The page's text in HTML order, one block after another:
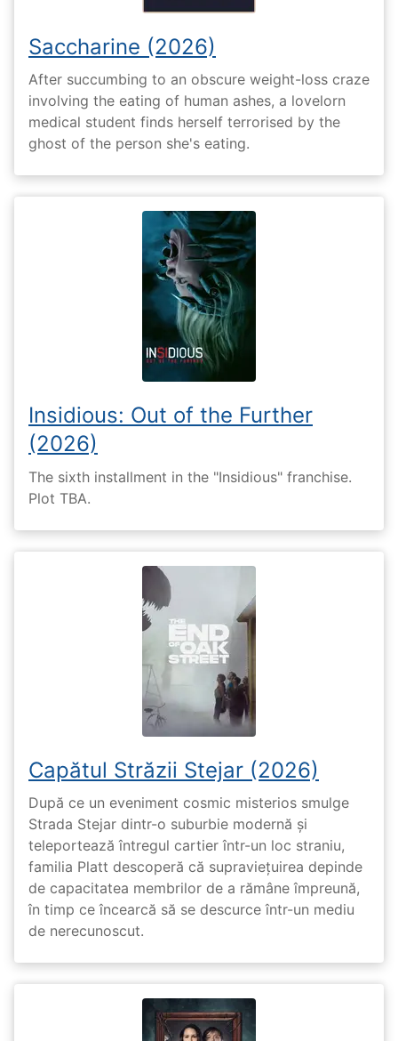
Saccharine (2026)
After succumbing to an obscure weight-loss craze
involving the eating of human ashes, a lovelorn
medical student finds herself terrorised by the
ghost of the person she's eating.
Insidious: Out of the Further
(2026)
The sixth installment in the "Insidious" franchise.
Plot TBA.
Capătul Străzii Stejar (2026)
După ce un eveniment cosmic misterios smulge
Strada Stejar dintr-o suburbie modernă și
teleportează întregul cartier într-un loc straniu,
familia Platt descoperă că supraviețuirea depinde
de capacitatea membrilor de a rămâne împreună,
în timp ce încearcă să se descurce într-un mediu
de nerecunoscut.